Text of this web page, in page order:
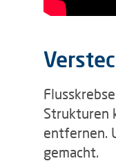
Strukturen
entfernen.
gemacht.